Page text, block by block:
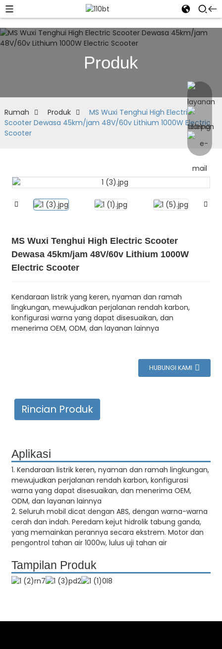
Produk
Rumah Produk
MS Wuxi Tenghui High Electric
Scooter Dewasa 45km/jam 48V/60v Lithium 1000W Electric
Scooter
MS Wuxi Tenghui High Electric Scooter
Dewasa 45km/jam 48V/60v Lithium 1000W
Electric Scooter
Kendaraan listrik yang keren, nyaman dan ramah
lingkungan, mewujudkan perjalanan rendah karbon,
konfigurasi warna yang dapat disesuaikan, dan
menerima OEM, ODM, dan layanan lainnya
HUBUNGI KAMI
Rincian Produk
Aplikasi
1. Kendaraan listrik keren, nyaman dan ramah lingkungan,
mewujudkan perjalanan rendah karbon, konfigurasi
warna yang dapat disesuaikan, dan menerima OEM,
ODM, dan layanan lainnya
2. Seluruh mobil dicat dengan ABS, dengan warna-warna
cerah dan indah. Peredam kejut hidrolik tabung ganda,
yang memainkan perannya secara ekstrem. Motor dan
pengontrol tahan air 1000w, lulus uji tahan air
Tampilan Produk